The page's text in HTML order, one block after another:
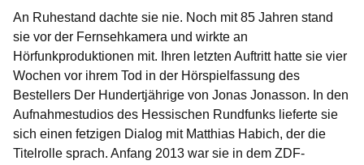
An Ruhestand dachte sie nie. Noch mit 85 Jahren stand
sie vor der Fernsehkamera und wirkte an
Hörfunkproduktionen mit. Ihren letzten Auftritt hatte sie vier
Wochen vor ihrem Tod in der Hörspielfassung des
Bestellers Der Hundertjährige von Jonas Jonasson. In den
Aufnahmestudios des Hessischen Rundfunks lieferte sie
sich einen fetzigen Dialog mit Matthias Habich, der die
Titelrolle sprach. Anfang 2013 war sie in dem ZDF-